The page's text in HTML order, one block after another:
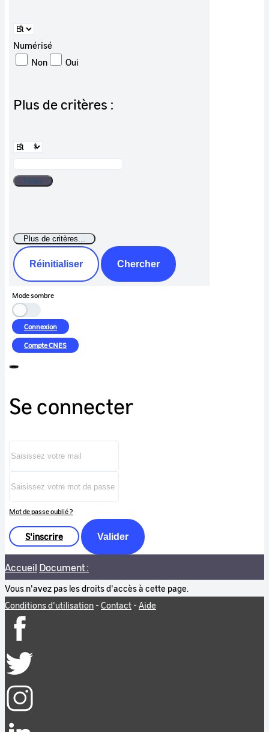
Numérisé
Non
Oui
Plus de critères :
Réinitialiser Chercher
Mode sombre
Connexion
CompteCNES
Se connecter
Mot de passe oublié ?
S'inscrire Valider
Accueil Document :
Vous n'avez pas les droits d'accès à cette page.
Conditions d'utilisation - Contact - Aide